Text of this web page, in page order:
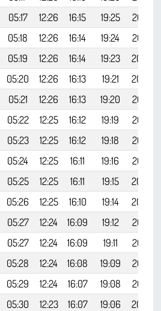
05:17 12:26 16:15 19:25
20:54
05:18 12:26 16:14 19:24
20:52
05:19 12:26 16:14 19:23
20:50
05:20 12:26 16:13 19:21
20:49
05:21 12:26 16:13 19:20
20:47
05:22 12:25 16:12 19:19
20:45
05:23 12:25 16:12 19:18
20:44
05:24 12:25 16:11 19:16
20:42
05:25 12:25 16:11 19:15
20:40
05:26 12:25 16:10 19:14
20:39
05:27 12:24 16:09 19:12
20:37
05:27 12:24 16:09 19:11
20:35
05:28 12:24 16:08 19:09
20:33
05:29 12:24 16:07 19:08
20:32
05:30 12:23 16:07 19:06
20:30